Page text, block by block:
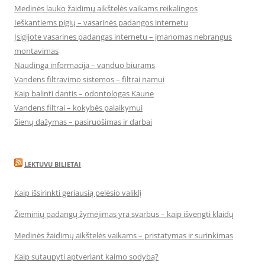
Medinės lauko žaidimų aikštelės vaikams reikalingos
Ieškantiems pigių – vasarinės padangos internetu
Įsigijote vasarines padangas internetu – įmanomas nebrangus
montavimas
Naudinga informacija – vanduo biurams
Vandens filtravimo sistemos – filtrai namui
Kaip balinti dantis – odontologas Kaune
Vandens filtrai – kokybės palaikymui
Sienų dažymas – pasiruošimas ir darbai
LEKTUVU BILIETAI
Kaip išsirinkti geriausią pelėsio valiklį
Žieminių padangų žymėjimas yra svarbus – kaip išvengti klaidų
Medinės žaidimų aikštelės vaikams – pristatymas ir surinkimas
Kaip sutaupyti aptveriant kaimo sodybą?